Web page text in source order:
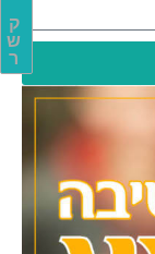
ק
ש
ר